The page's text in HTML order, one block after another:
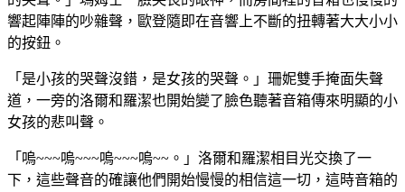
響起陣陣的吵雜聲，歐登隨即在音響上不斷的扭轉著大大小小
的按鈕。
「是小孩的哭聲沒錯，是女孩的哭聲。」珊妮雙手掩面失聲
道，一旁的洛爾和羅潔也開始變了臉色聽著音箱傳來明顯的小
女孩的悲叫聲。
「嗚~~~嗚~~~嗚~~~嗚~~。」洛爾和羅潔相目光交換了一
下，這些聲音的確讓他們開始慢慢的相信這一切，這時音箱的